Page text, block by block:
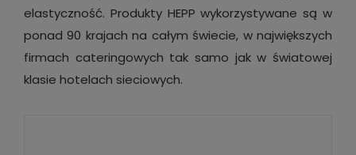
elastyczność. Produkty HEPP wykorzystywane są w
ponad 90 krajach na całym świecie, w największych
firmach cateringowych tak samo jak w światowej
klasie hotelach sieciowych.